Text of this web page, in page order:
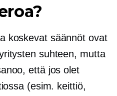
koskevat säännöt ovat
suhteen, mutta
että jos olet
(esim. keittiö,